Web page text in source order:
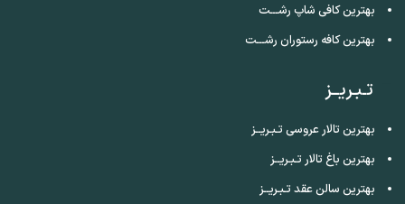
بهترین کافی شاپ رشـــت
بهترین کافه رستوران رشـــت
تـبـریــز
بهترین تالار عروسی تـبـریــز
بهترین باغ تالار تـبـریــز
بهترین سالن عقد تـبـریــز